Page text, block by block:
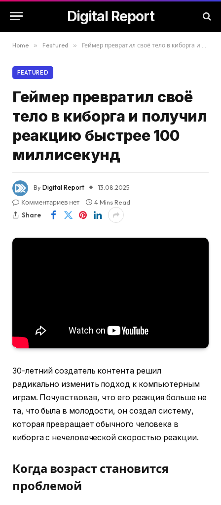
Digital Report
Home » Featured » Геймер превратил своё тело в киборга и получил реакцию быстрее 100 миллисекунд
FEATURED
Геймер превратил своё
тело в киборга и получил
реакцию быстрее 100
миллисекунд
ByDigital Report
13.08.2025
Комментариев нет
4 Mins Read
Share
30-летний создатель контента решил
радикально изменить подход к компьютерным
играм. Почувствовав, что его реакция больше не
та, что была в молодости, он создал систему,
которая превращает обычного человека в
киборга с нечеловеческой скоростью реакции.
Когда возраст становится
проблемой